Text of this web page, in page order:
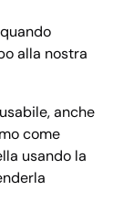
alla nostra
anche
come
usando la